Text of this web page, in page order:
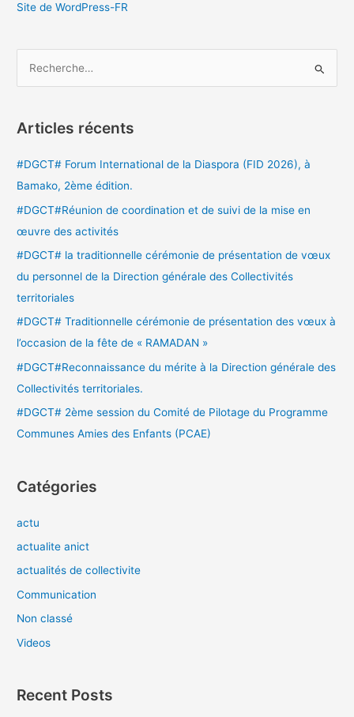
Site de WordPress-FR
h
r
:
Articles récents
#DGCT# Forum International de la Diaspora (FID 2026), à
Bamako, 2ème édition.
#DGCT#Réunion de coordination et de suivi de la mise en
œuvre des activités
#DGCT# la traditionnelle cérémonie de présentation de vœux
du personnel de la Direction générale des Collectivités
territoriales
#DGCT# Traditionnelle cérémonie de présentation des vœux à
l’occasion de la fête de « RAMADAN »
#DGCT#Reconnaissance du mérite à la Direction générale des
Collectivités territoriales.
#DGCT# 2ème session du Comité de Pilotage du Programme
Communes Amies des Enfants (PCAE)
Catégories
actu
actualite anict
actualités de collectivite
Communication
Non classé
Videos
Recent Posts